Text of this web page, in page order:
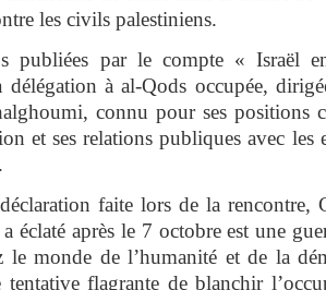
les civils palestiniens.
publiées par le compte « Israël
délégation à al-Qods occupée,
connu pour ses positions
et ses relations publiques avec
faite lors de la rencontre,
éclaté après le 7 octobre est une
le monde de l’humanité et de la
tentative flagrante de blanchir